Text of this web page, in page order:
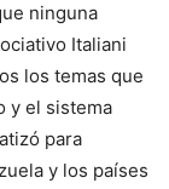
ninguna
Italiani
los temas que
y el sistema
para
y los países